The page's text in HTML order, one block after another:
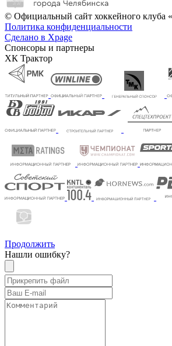
© Официальный сайт хоккейного клуба
Политика конфиденциальности
Сделано в Xpage
Спонсоры и партнеры
ХК Трактор
Продолжить
Нашли ошибку?